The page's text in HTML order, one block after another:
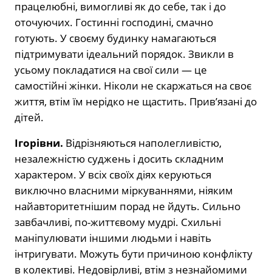
працелюбні, вимогливі як до себе, так і до
оточуючих. Гостинні господині, смачно
готують. У своєму будинку намагаються
підтримувати ідеальний порядок. Звикли в
усьому покладатися на свої сили — це
самостійні жінки. Ніколи не скаржаться на своє
життя, втім їм нерідко не щастить. Прив’язані до
дітей.
Ігорівни. Відрізняються наполегливістю,
незалежністю суджень і досить складним
характером. У всіх своїх діях керуються
виключно власними міркуваннями, ніяким
найавторитетнішим порад не йдуть. Сильно
завбачливі, по-життєвому мудрі. Схильні
маніпулювати іншими людьми і навіть
інтригувати. Можуть бути причиною конфлікту
в колективі. Недовірливі, втім з незнайомими